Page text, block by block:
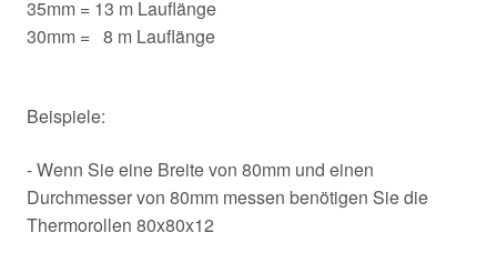
35mm = 13 m Lauflänge
30mm = 8 m Lauflänge
Beispiele:
- Wenn Sie eine Breite von 80mm und einen
Durchmesser von 80mm messen benötigen Sie die
Thermorollen 80x80x12